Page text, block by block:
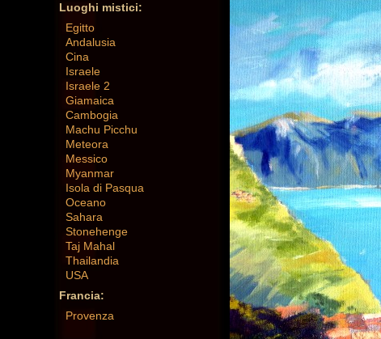
Luoghi mistici:
Egitto
Andalusia
Cina
Israele
Israele 2
Giamaica
Cambogia
Machu Picchu
Meteora
Messico
Myanmar
Isola di Pasqua
Oceano
Sahara
Stonehenge
Taj Mahal
Thailandia
USA
Francia:
Provenza